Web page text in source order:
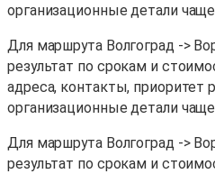
организационные детали
Для маршрута Волгоград ->
результат по срокам и
адреса, контакты, приоритет
организационные детали
Для маршрута Волгоград ->
результат по срокам и